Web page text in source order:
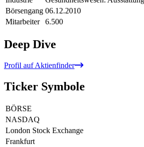
Börsengang 06.12.2010
Mitarbeiter
6.500
Deep Dive
Profil auf Aktienfinder
Ticker Symbole
BÖRSE
NASDAQ
London Stock Exchange
Frankfurt